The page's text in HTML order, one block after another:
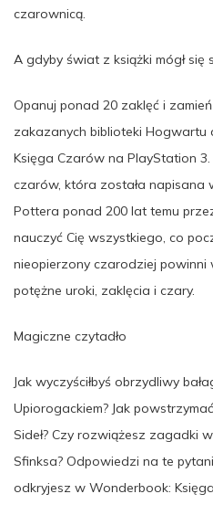
czarownicą.
A gdyby świat z książki mógł się
Opanuj ponad 20 zaklęć i
zakazanych biblioteki Hogwartu
Księga Czarów na PlayStation
czarów, która została napisana
Pottera ponad 200 lat temu
nauczyć Cię wszystkiego, co
nieopierzony czarodziej powinni
potężne uroki, zaklęcia i czary.
Magiczne czytadło
Jak wyczyściłbyś obrzydliwy
Upiorogackiem? Jak
Sideł? Czy rozwiążesz zagadki
Sfinksa? Odpowiedzi na te
odkryjesz w Wonderbook: